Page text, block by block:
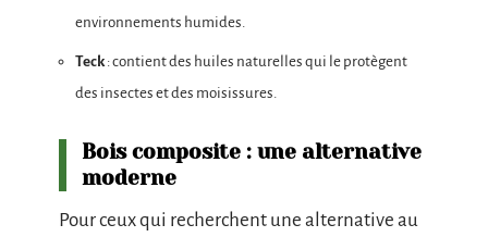
environnements humides.
Teck: contient des huiles naturelles qui le protègent
des insectes et des moisissures.
Bois composite : une alternative
moderne
Pour ceux qui recherchent une alternative au